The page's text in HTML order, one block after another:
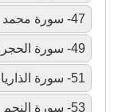
47- سورة محمد
49- سورة الحجرات
51- سورة الذاريات
53- سورة النجم